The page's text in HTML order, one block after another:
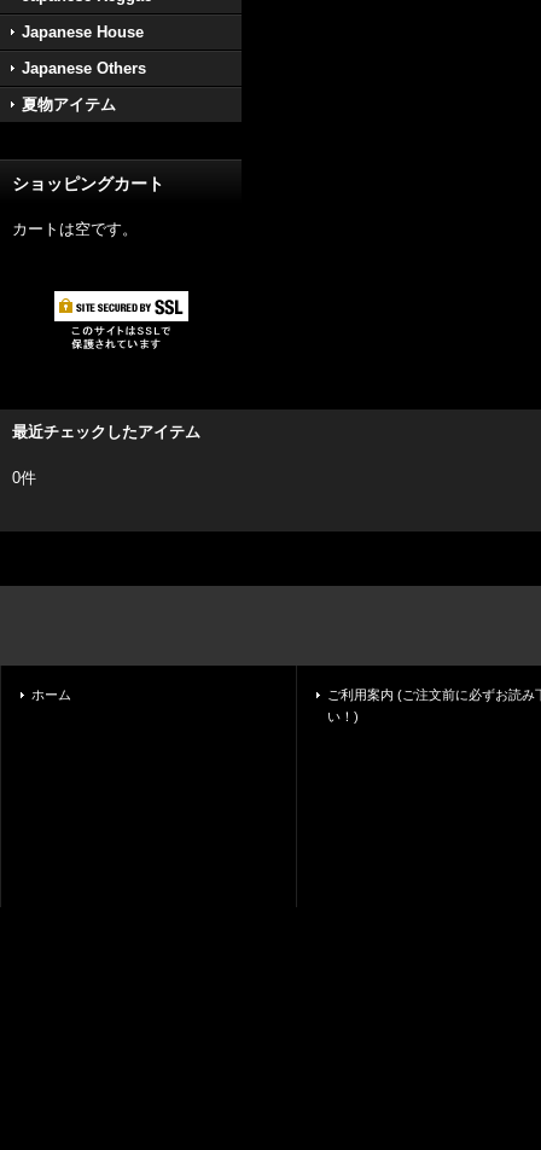
Japanese House
Japanese Others
夏物アイテム
ショッピングカート
カートは空です。
最近チェックしたアイテム
0件
ホーム
ご利用案内 (ご注文前に必ずお読み
い！)